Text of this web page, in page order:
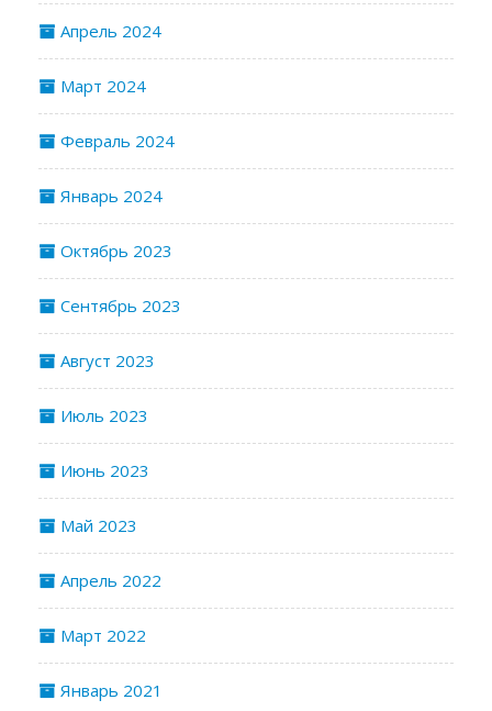
Апрель 2024
Март 2024
Февраль 2024
Январь 2024
Октябрь 2023
Сентябрь 2023
Август 2023
Июль 2023
Июнь 2023
Май 2023
Апрель 2022
Март 2022
Январь 2021